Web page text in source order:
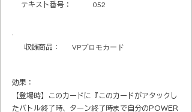
テキスト番号​：
052
収録商品​： VPプロモカード
効果：
【登場時】このカードに『このカードがアタックし
たバトル終了時、ターン終了時まで自分のPOWER